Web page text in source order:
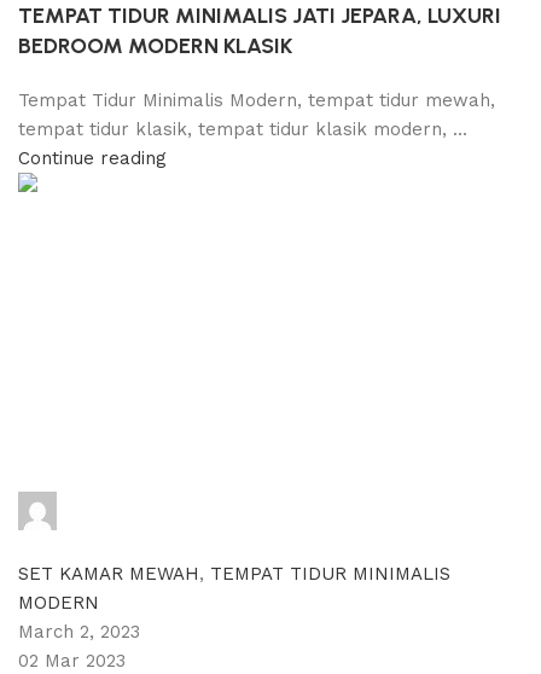
TEMPAT TIDUR MINIMALIS JATI JEPARA, LUXURI
BEDROOM MODERN KLASIK
Tempat Tidur Minimalis Modern, tempat tidur mewah,
tempat tidur klasik, tempat tidur klasik modern, ...
Continue reading
SET KAMAR MEWAH, TEMPAT TIDUR MINIMALIS
MODERN
March 2, 2023
02 Mar 2023